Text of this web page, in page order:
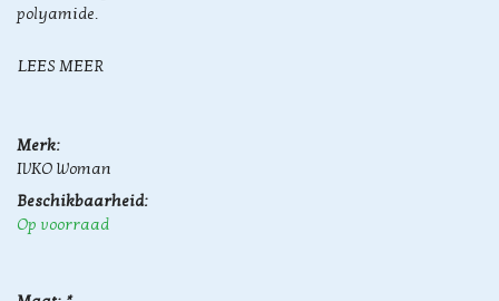
polyamide.
LEES MEER
Merk:
IVKO Woman
Beschikbaarheid:
Op voorraad